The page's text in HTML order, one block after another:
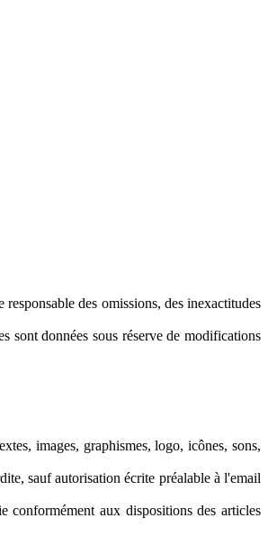
des omissions, des inexactitudes
sont données sous réserve de modifications
images, graphismes, logo, icônes, sons,
sauf autorisation écrite préalable à l'email
conformément aux dispositions des articles